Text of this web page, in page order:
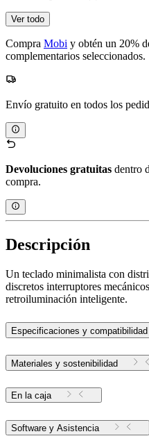
Ver todo
Compra Mobi y obtén un 20%
complementarios seleccionados.
Envío gratuito en todos los
Devoluciones gratuitas dentro
compra.
Descripción
Un teclado minimalista con
discretos interruptores
retroiluminación inteligente.
Especificaciones y compatibilidad
Materiales y sostenibilidad
En la caja
Software y Asistencia